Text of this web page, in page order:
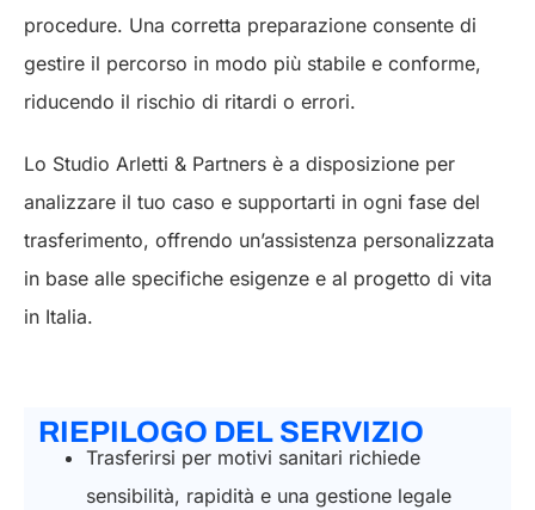
procedure. Una corretta preparazione consente di
gestire il percorso in modo più stabile e conforme,
riducendo il rischio di ritardi o errori.
Lo Studio Arletti & Partners è a disposizione per
analizzare il tuo caso e supportarti in ogni fase del
trasferimento, offrendo un’assistenza personalizzata
in base alle specifiche esigenze e al progetto di vita
in Italia.
RIEPILOGO DEL SERVIZIO
Trasferirsi per motivi sanitari richiede
sensibilità, rapidità e una gestione legale